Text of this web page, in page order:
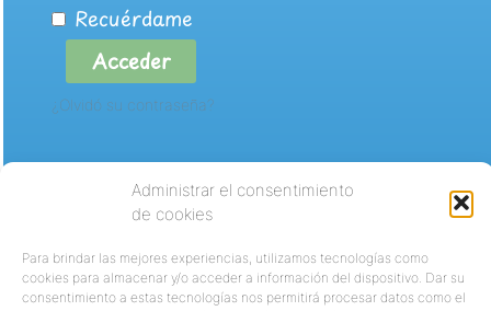
Administrar el consentimiento
de cookies
Para brindar las mejores experiencias, utilizamos tecnologías como
cookies para almacenar y/o acceder a información del dispositivo. Dar su
consentimiento a estas tecnologías nos permitirá procesar datos como el
Recuérdame
Acceder
¿Olvidó su contraseña?